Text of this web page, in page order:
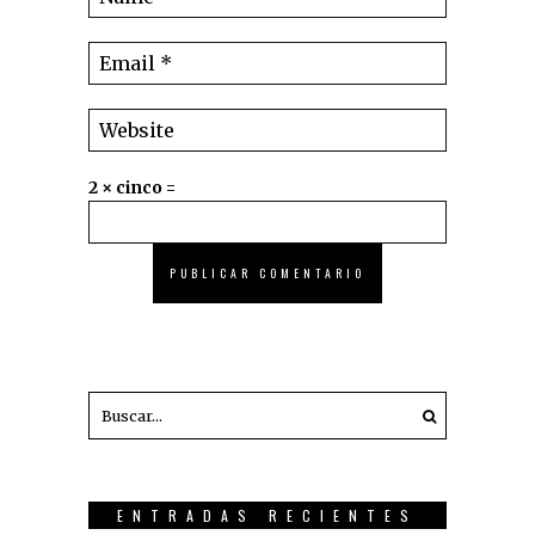
2 × cinco =
ENTRADAS RECIENTES